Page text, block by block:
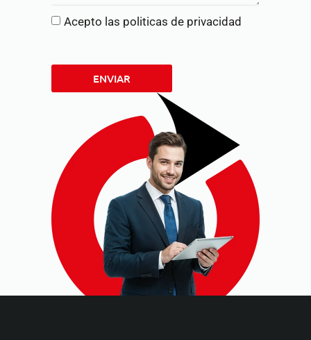
Acepto las politicas de privacidad
ENVIAR